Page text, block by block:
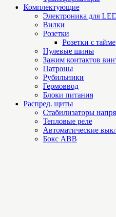
Комплектующие
Электроника для
Вилки
Розетки
Розетки с
Нулевые шины
Зажим контактов
Патроны
Рубильники
Гермоввод
Блоки питания
Распред. щиты
Стабилизаторы
Тепловые реле
Автоматические
Бокс ABB